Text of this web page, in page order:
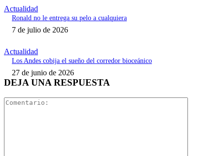
Actualidad
Ronald no le entrega su pelo a cualquiera
7 de julio de 2026
Actualidad
Los Andes cobija el sueño del corredor bioceánico
27 de junio de 2026
DEJA UNA RESPUESTA